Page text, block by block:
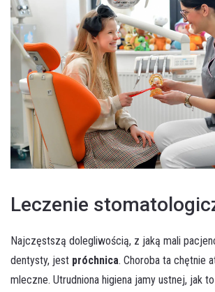
Leczenie
Najczęstszą dolegliwością, z jaką mali
dentysty, jest próchnica. Choroba ta chętnie
mleczne. Utrudniona higiena jamy ustnej, jak
Akceptuję politykę prywatności
WYŚLIJ WIADOMOŚĆ